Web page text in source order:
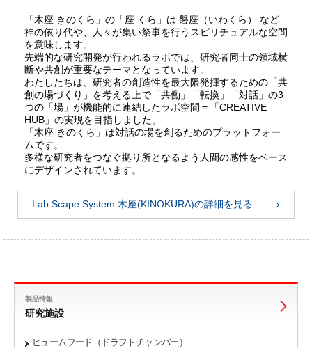
「木座 きのくら」の「座 くら」は 磐座（いわくら） など
神の依り代や、人々が集い祭事を行うスピリチュアルな空間
を意味します。
先端的な研究開発が行われるラボでは、研究者同士の領域横
断や共創が重要なテーマとなっています。
わたしたちは、研究者の創造性を最大限発揮するための「共
創の場づくり」を考える上で「共働」「転換」「対話」の3
つの「場」が機能的に連結したラボ空間＝「CREATIVE
HUB」の実現を目指しました。
「木座 きのくら」は対話の場を創るためのプラットフォー
ムです。
多様な研究者をつなぐ拠り所となるよう人間の感性をベース
にデザインされています。
Lab Scape System 木座(KINOKURA)の詳細を見る
製品情報
研究施設
ヒュームフード（ドラフトチャンバー）